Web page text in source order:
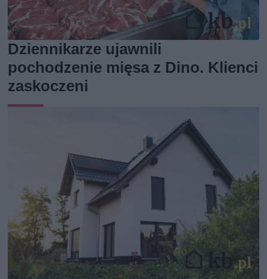
Dziennikarze ujawnili
pochodzenie mięsa z Dino. Klienci
zaskoczeni